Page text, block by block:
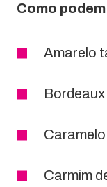
Como
Amarelo
Bordeaux
Carmim